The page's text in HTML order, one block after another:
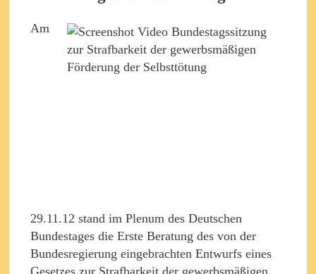
Am
29.11.12 stand im Plenum des Deutschen
Bundestages die Erste Beratung des von der
Bundesregierung eingebrachten Entwurfs eines
Gesetzes zur Strafbarkeit der gewerbsmäßigen